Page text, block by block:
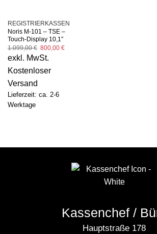
REGISTRIERKASSEN
Noris M-101 – TSE –
Touch-Display 10,1″
1.099,00€ Ursprünglicher
Preis
war:
800,00€Aktueller
exkl. MwSt.
Kostenloser
Versand
Lieferzeit: ca. 2-6
Werktage
Kassenchef /
Hauptstraße 178